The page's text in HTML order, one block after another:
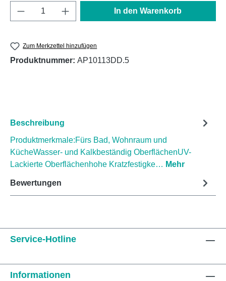
Produkt Anzahl: Gib den gewünschten
In den Warenkorb
Zum Merkzettel hinzufügen
Produktnummer: AP10113DD.5
Beschreibung
Produktmerkmale:Fürs Bad, Wohnraum und
KücheWasser- und Kalkbeständig OberflächenUV-
Lackierte Oberflächenhohe Kratzfestigke… Mehr
Bewertungen
Service-Hotline
Informationen